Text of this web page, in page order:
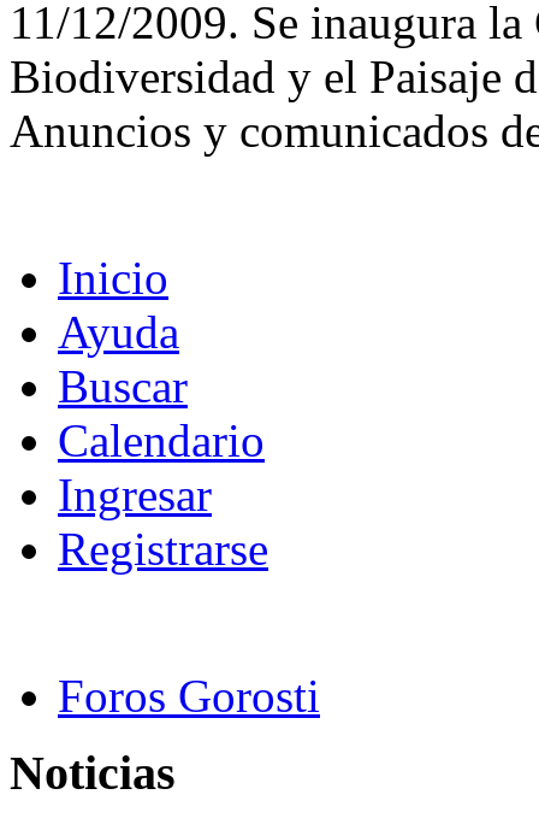
11/12/2009. Se inaugura
Biodiversidad y el Paisaje
Anuncios y comunicados
Inicio
Ayuda
Buscar
Calendario
Ingresar
Registrarse
Foros Gorosti
Noticias